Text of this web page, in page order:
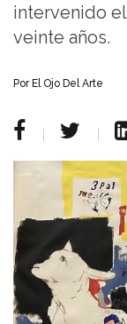
intervenido
veinte años.
Por El Ojo Del Arte